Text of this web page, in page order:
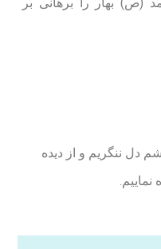
بهار را برهانی بر
دل ننگریم و از دیده